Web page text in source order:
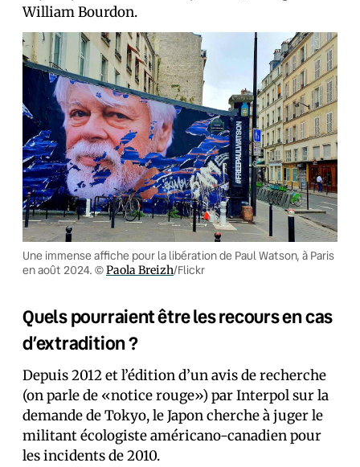
William Bourdon.
Une immense affiche pour la libération de Paul Watson, à Paris
en août 2024. ©Paola Breizh/Flickr
Quels pourraient être les recours en cas
d’extradition ?
Depuis 2012 et l’édition d’un avis de recherche
(on parle de «notice rouge») par Interpol sur la
demande de Tokyo, le Japon cherche à juger le
militant écologiste américano-canadien pour
les incidents de 2010.